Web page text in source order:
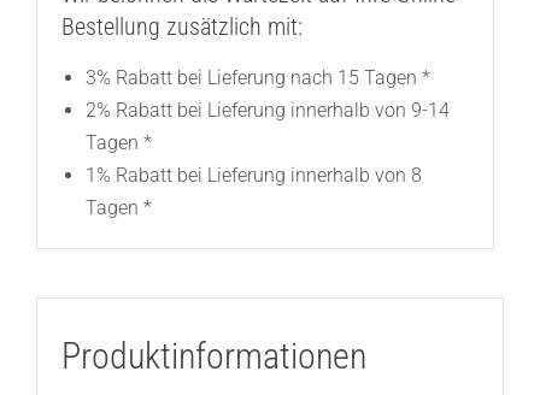
Bestellung zusätzlich mit:
3% Rabatt bei Lieferung nach 15 Tagen *
2% Rabatt bei Lieferung innerhalb von 9-14
Tagen *
1% Rabatt bei Lieferung innerhalb von 8
Tagen *
Produktinformationen